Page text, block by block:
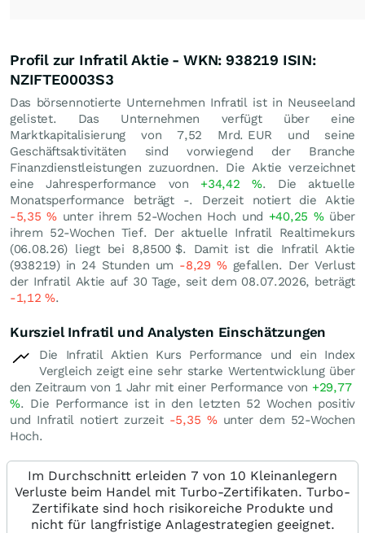
Profil zur Infratil Aktie - WKN: 938219 ISIN:
NZIFTE0003S3
Das börsennotierte Unternehmen Infratil ist in Neuseeland
gelistet. Das Unternehmen verfügt über eine
Marktkapitalisierung von 7,52 Mrd. EUR und seine
Geschäftsaktivitäten sind vorwiegend der Branche
Finanzdienstleistungen zuzuordnen. Die Aktie verzeichnet
eine Jahresperformance von +34,42 %. Die aktuelle
Monatsperformance beträgt -. Derzeit notiert die Aktie
-5,35%unter ihrem 52-Wochen Hoch und +40,25 %über
ihrem 52-Wochen Tief. Der aktuelle Infratil Realtimekurs
(06.08.26) liegt bei 8,8500 $. Damit ist die Infratil Aktie
(938219) in 24 Stunden um -8,29 %gefallen. Der Verlust
der Infratil Aktie auf 30 Tage, seit dem 08.07.2026, beträgt
-1,12%.
Kursziel Infratil und Analysten Einschätzungen
Die Infratil Aktien Kurs Performance und ein Index
Vergleich zeigt eine sehr starke Wertentwicklung über
den Zeitraum von 1 Jahr mit einer Performance von +29,77
%. Die Performance ist in den letzten 52 Wochen positiv
und Infratil notiert zurzeit -5,35 %unter dem 52-Wochen
Hoch.
Im Durchschnitt erleiden 7 von 10 Kleinanlegern
Verluste beim Handel mit Turbo-Zertifikaten. Turbo-
Zertifikate sind hoch risikoreiche Produkte und
nicht für langfristige Anlagestrategien geeignet.